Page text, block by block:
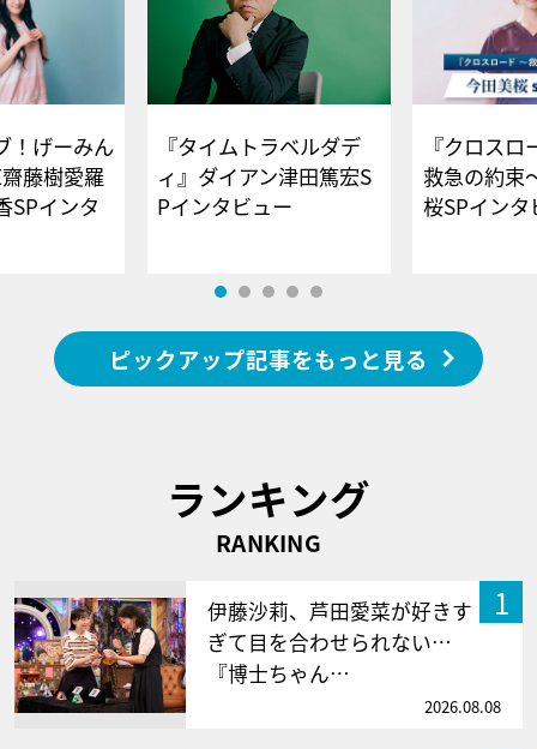
！げーみん
藤樹愛羅
SPインタ
『タイムトラベルダデ
ィ』ダイアン津田篤宏S
Pインタビュー
『クロス
救急の約束
桜SPイ
ピックアップ記事をもっと見る
ランキング
RANKING
1
伊藤沙莉、芦田愛菜が好きす
ぎて目を合わせられない…
『博士ちゃん…
2026.08.08